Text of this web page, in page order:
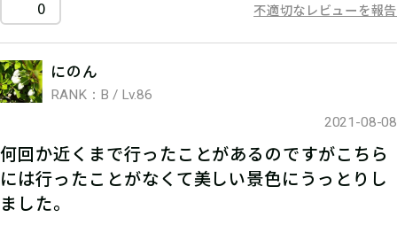
0 不適切なレビューを報告
にのん
RANK：B / Lv.86
2021-08-08
何回か近くまで行ったことがあるのですがこちら
には行ったことがなくて美しい景色にうっとりし
ました。